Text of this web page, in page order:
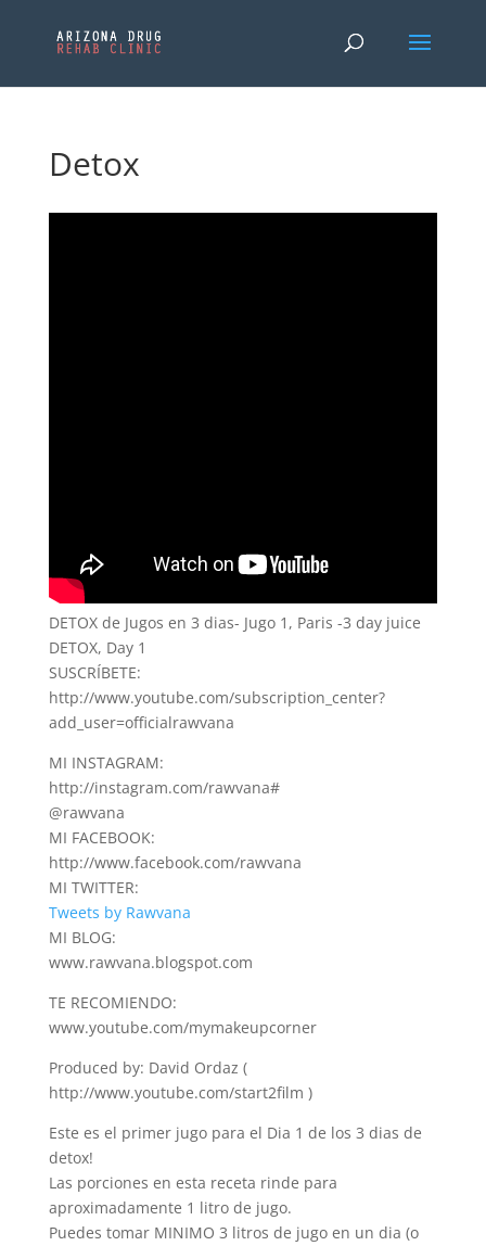
Detox
DETOX de Jugos en 3 dias- Jugo 1, Paris -3 day juice
DETOX, Day 1
SUSCRÍBETE:
http://www.youtube.com/subscription_center?
add_user=officialrawvana
MI INSTAGRAM:
http://instagram.com/rawvana#
@rawvana
MI FACEBOOK:
http://www.facebook.com/rawvana
MI TWITTER:
Tweets by Rawvana
MI BLOG:
www.rawvana.blogspot.com
TE RECOMIENDO:
www.youtube.com/mymakeupcorner
Produced by: David Ordaz (
http://www.youtube.com/start2film )
Este es el primer jugo para el Dia 1 de los 3 dias de
detox!
Las porciones en esta receta rinde para
aproximadamente 1 litro de jugo.
Puedes tomar MINIMO 3 litros de jugo en un dia (o